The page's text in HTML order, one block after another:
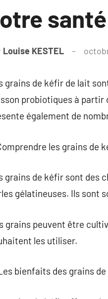
Louise KESTEL
grains de kéfir de lait
probiotiques à partir
également de
les grains de
grains de kéfir sont des
gélatineuses. Ils sont
grains peuvent être
les utiliser.
bienfaits des grains